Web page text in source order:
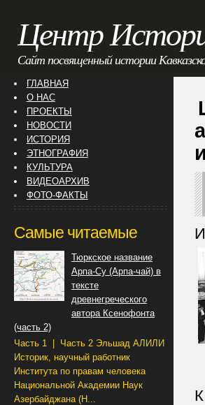
Центр
Сайт посвященный истории
ГЛАВНАЯ
О НАС
ПРОЕКТЫ
НОВОСТИ
ИСТОРИЯ
ЭТНОГРАФИЯ
КУЛЬТУРА
ВИДЕОАРХИВ
ФОТО-ФАКТЫ
Самые читаемые
Тюркское название
Арпа-Су (Арпа-чай) в
тексте
древнегреческого
автора Ксенофонта
(часть 2)
Часть 1 | Часть 2 Эльшад АЛИЛИ
Историк, научный работник
Института по правам человека
Национальной Академии Наук
Азербайджана (Н...